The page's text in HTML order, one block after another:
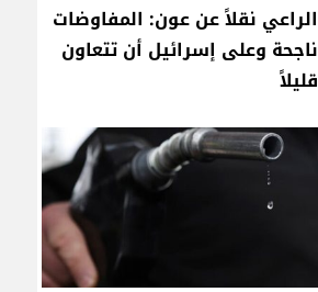
الراعي نقلاً عن عون: المفاوضات
ناجحة وعلى إسرائيل أن تتعاون
قليلاً